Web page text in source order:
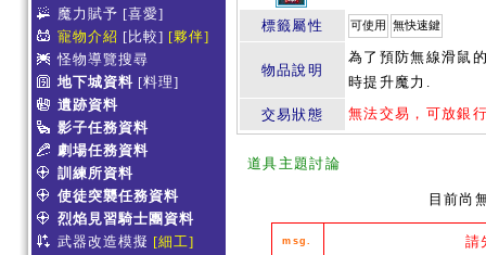
魔力賦予 [喜愛]
寵物介紹 [比較] [夥伴]
怪物導覽搜尋
地下城資料 [料理]
遺跡資料
影子任務資料
劇場任務資料
訓練所資料
使徒突襲任務資料
烈焰見習騎士團資料
武器改造模擬 [細工]
標籤屬性 可使用 無快速鍵
物品說明
為了預防無線滑鼠
時提升魔力.
交易狀態
無法交易，可放銀
道具主題討論
目前尚
msg. 請